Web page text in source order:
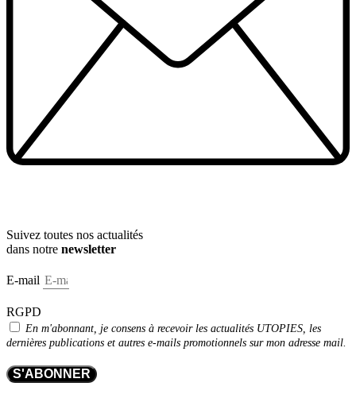
Suivez toutes nos actualités
dans notre newsletter
E-mail
RGPD
En m'abonnant, je consens à recevoir les actualités UTOPIES, les
dernières publications et autres e-mails promotionnels sur mon adresse mail.
S'ABONNER